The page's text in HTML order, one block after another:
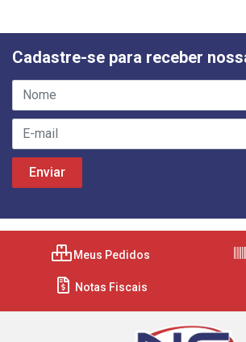
Cadastre-se para receber
Meus Pedidos
Notas Fiscais